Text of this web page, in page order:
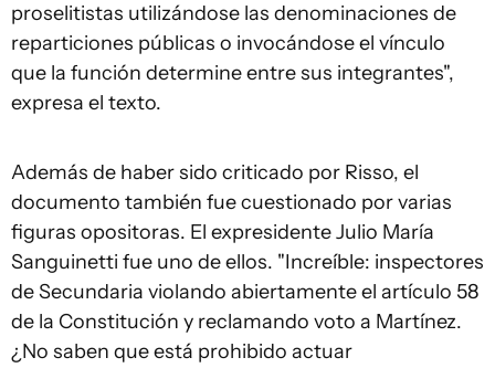
proselitistas utilizándose las denominaciones de
reparticiones públicas o invocándose el vínculo
que la función determine entre sus integrantes",
expresa el texto.
Además de haber sido criticado por Risso, el
documento también fue cuestionado por varias
figuras opositoras. El expresidente Julio María
Sanguinetti fue uno de ellos. "Increíble: inspectores
de Secundaria violando abiertamente el artículo 58
de la Constitución y reclamando voto a Martínez.
¿No saben que está prohibido actuar